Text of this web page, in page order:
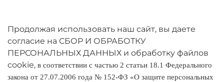
Оферта
Политика конфиденциальности
Оплата и доставка
Продолжая использовать наш сайт, вы даете
согласие на СБОР И ОБРАБОТКУ
ПЕРСОНАЛЬНЫХ ДАННЫХ и обработку файлов
cookie, в соответствии с частью 2 статьи 18.1 Федерального
закона от 27.07.2006 года № 152-ФЗ «О защите персональных